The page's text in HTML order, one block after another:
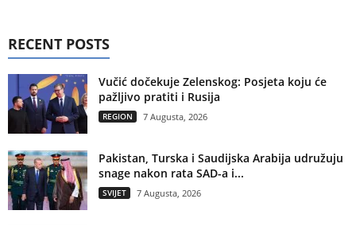
RECENT POSTS
Vučić dočekuje Zelenskog: Posjeta koju će
pažljivo pratiti i Rusija
REGION 7 Augusta, 2026
Pakistan, Turska i Saudijska Arabija udružuju
snage nakon rata SAD-a i...
SVIJET 7 Augusta, 2026